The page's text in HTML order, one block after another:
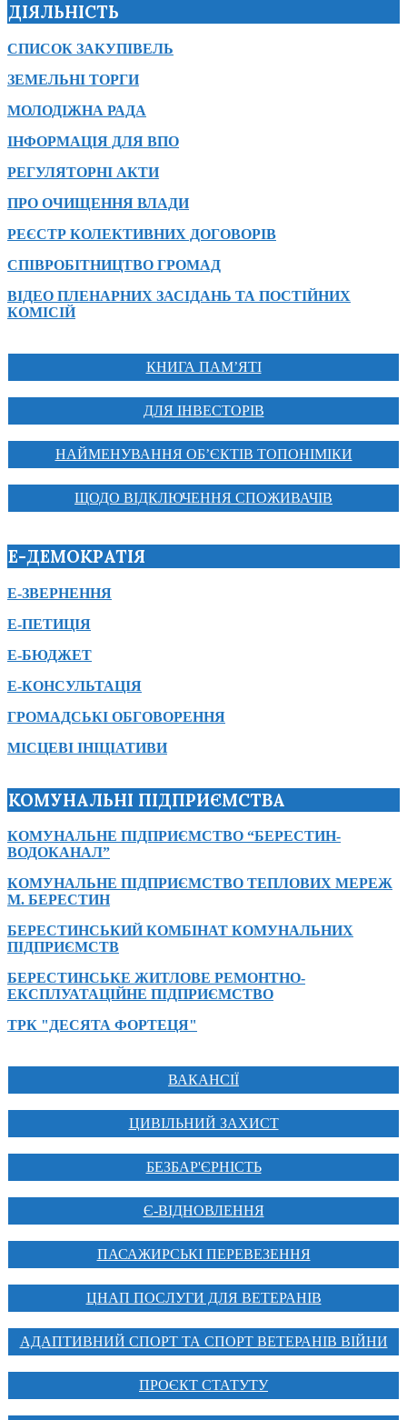
ДІЯЛЬНІСТЬ
СПИСОК ЗАКУПІВЕЛЬ
ЗЕМЕЛЬНІ ТОРГИ
МОЛОДІЖНА РАДА
ІНФОРМАЦІЯ ДЛЯ ВПО
РЕГУЛЯТОРНІ АКТИ
ПРО ОЧИЩЕННЯ ВЛАДИ
РЕЄСТР КОЛЕКТИВНИХ ДОГОВОРІВ
СПІВРОБІТНИЦТВО ГРОМАД
ВІДЕО ПЛЕНАРНИХ ЗАСІДАНЬ ТА ПОСТІЙНИХ
КОМІСІЙ
КНИГА ПАМ’ЯТІ
ДЛЯ ІНВЕСТОРІВ
НАЙМЕНУВАННЯ ОБ’ЄКТІВ ТОПОНІМІКИ
ЩОДО ВІДКЛЮЧЕННЯ СПОЖИВАЧІВ
Е-ДЕМОКРАТІЯ
Е-ЗВЕРНЕННЯ
Е-ПЕТИЦІЯ
Е-БЮДЖЕТ
Е-КОНСУЛЬТАЦІЯ
ГРОМАДСЬКІ ОБГОВОРЕННЯ
МІСЦЕВІ ІНІЦІАТИВИ
КОМУНАЛЬНІ ПІДПРИЄМСТВА
КОМУНАЛЬНЕ ПІДПРИЄМСТВО “БЕРЕСТИН-
ВОДОКАНАЛ”
КОМУНАЛЬНЕ ПІДПРИЄМСТВО ТЕПЛОВИХ МЕРЕЖ
М. БЕРЕСТИН
БЕРЕСТИНСЬКИЙ КОМБІНАТ КОМУНАЛЬНИХ
ПІДПРИЄМСТВ
БЕРЕСТИНСЬКЕ ЖИТЛОВЕ РЕМОНТНО-
ЕКСПЛУАТАЦІЙНЕ ПІДПРИЄМСТВО
ТРК "ДЕСЯТА ФОРТЕЦЯ"
ВАКАНСІЇ
ЦИВІЛЬНИЙ ЗАХИСТ
БЕЗБАР'ЄРНІСТЬ
Є-ВІДНОВЛЕННЯ
ПАСАЖИРСЬКІ ПЕРЕВЕЗЕННЯ
ЦНАП ПОСЛУГИ ДЛЯ ВЕТЕРАНІВ
АДАПТИВНИЙ СПОРТ ТА СПОРТ ВЕТЕРАНІВ ВІЙНИ
ПРОЄКТ СТАТУТУ